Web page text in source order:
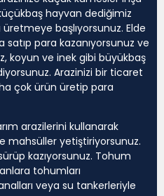
hayvan dediğimiz
başlıyorsunuz. Elde
para kazanıyorsunuz ve
koyun ve inek gibi büyükbaş
Arazinizi bir ticaret
çok ürün üretip para
arazilerini kullanarak
mahsüller yetiştiriyorsunuz.
kazıyorsunuz. Tohum
tohumları
veya su tankerleriyle